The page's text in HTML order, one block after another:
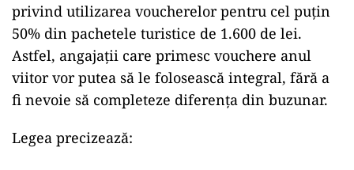
privind utilizarea voucherelor pentru cel puțin
50% din pachetele turistice de 1.600 de lei.
Astfel, angajații care primesc vouchere anul
viitor vor putea să le folosească integral, fără a
fi nevoie să completeze diferența din buzunar.
Legea precizează: